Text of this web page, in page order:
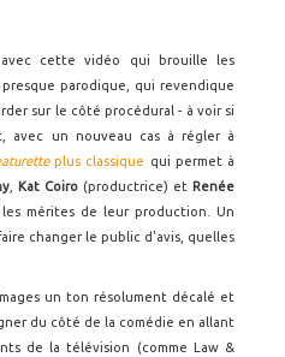
avec cette vidéo qui brouille les
presque parodique, qui revendique
sur le côté procédural - à voir si
avec un nouveau cas à régler à
plus classique qui permet à
Kat Coiro (productrice) et Renée
mérites de leur production. Un
changer le public d'avis, quelles
un ton résolument décalé et
du côté de la comédie en allant
de la télévision (comme Law &